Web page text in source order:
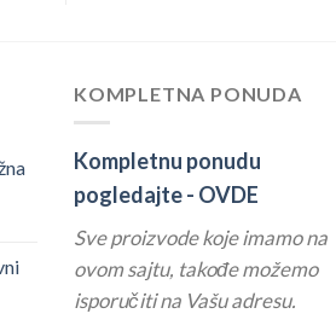
KOMPLETNA PONUDA
Kompletnu ponudu
pogledajte - OVDE
Sve proizvode koje imamo na
ovom sajtu, takođe možemo
isporučiti na Vašu adresu.